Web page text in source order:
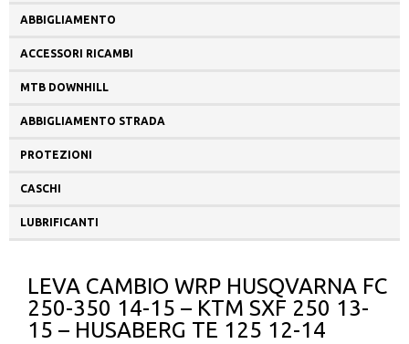
ABBIGLIAMENTO
ACCESSORI RICAMBI
MTB DOWNHILL
ABBIGLIAMENTO STRADA
PROTEZIONI
CASCHI
LUBRIFICANTI
LEVA CAMBIO WRP HUSQVARNA FC
250-350 14-15 – KTM SXF 250 13-
15 – HUSABERG TE 125 12-14